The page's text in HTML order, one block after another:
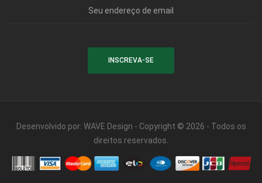
Desenvolvido por: WAVE Design - Copyright © 2026 - Todos os
direitos reservados.